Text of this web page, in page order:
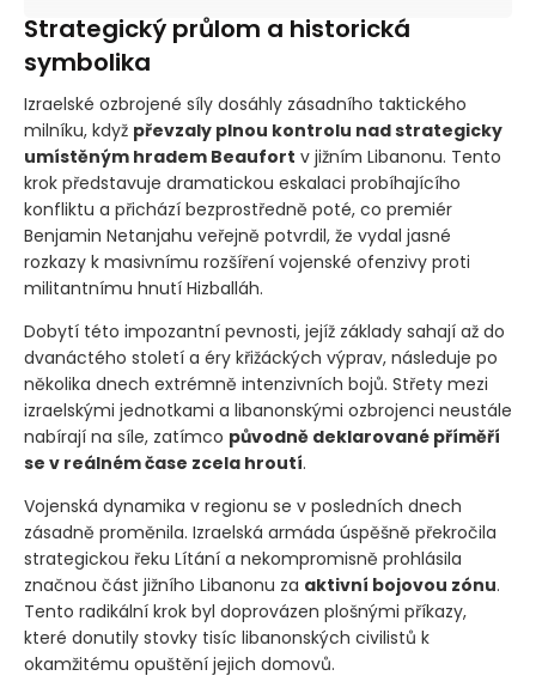
Strategický průlom a historická
symbolika
Izraelské ozbrojené síly dosáhly zásadního taktického
milníku, když převzaly plnou kontrolu nad strategicky
umístěným hradem Beaufort v jižním Libanonu. Tento
krok představuje dramatickou eskalaci probíhajícího
konfliktu a přichází bezprostředně poté, co premiér
Benjamin Netanjahu veřejně potvrdil, že vydal jasné
rozkazy k masivnímu rozšíření vojenské ofenzivy proti
militantnímu hnutí Hizballáh.
Dobytí této impozantní pevnosti, jejíž základy sahají až do
dvanáctého století a éry křižáckých výprav, následuje po
několika dnech extrémně intenzivních bojů. Střety mezi
izraelskými jednotkami a libanonskými ozbrojenci neustále
nabírají na síle, zatímco původně deklarované příměří
se v reálném čase zcela hroutí.
Vojenská dynamika v regionu se v posledních dnech
zásadně proměnila. Izraelská armáda úspěšně překročila
strategickou řeku Lítání a nekompromisně prohlásila
značnou část jižního Libanonu za aktivní bojovou zónu.
Tento radikální krok byl doprovázen plošnými příkazy,
které donutily stovky tisíc libanonských civilistů k
okamžitému opuštění jejich domovů.